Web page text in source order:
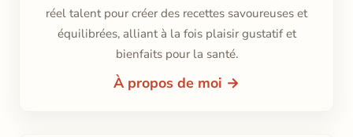
réel talent pour créer des recettes savoureuses et
équilibrées, alliant à la fois plaisir gustatif et
bienfaits pour la santé.
À propos de moi →